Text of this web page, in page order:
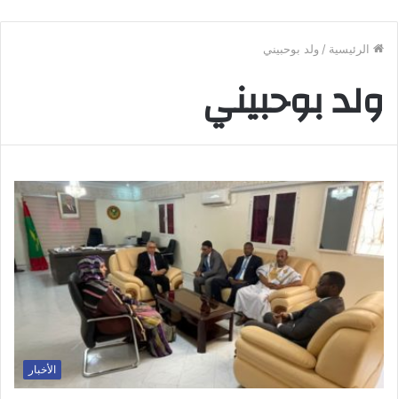
الرئيسية / ولد بوحبيني
ولد بوحبيني
الأخبار